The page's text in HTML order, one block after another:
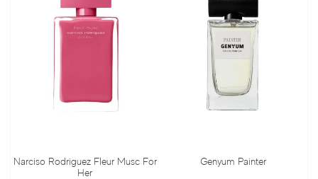
Fleur Musc For
Genyum Painter